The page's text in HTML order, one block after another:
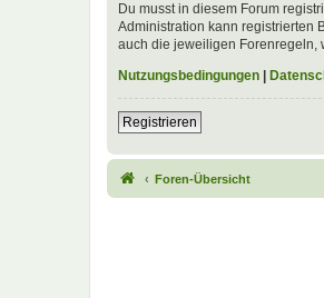
Du musst in diesem Forum
Administration kann registrierten
auch die jeweiligen Forenregeln,
Nutzungsbedingungen
Registrieren
Foren-Übersicht